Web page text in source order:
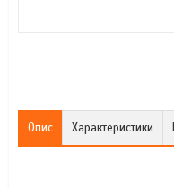
Опис Характеристики